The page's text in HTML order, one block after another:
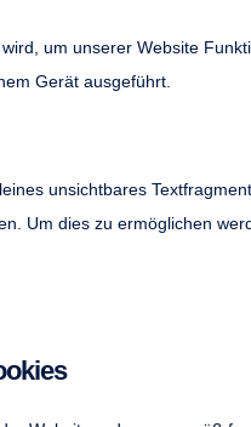
um unserer Website
Gerät ausgeführt.
unsichtbares
Um dies zu ermöglichen